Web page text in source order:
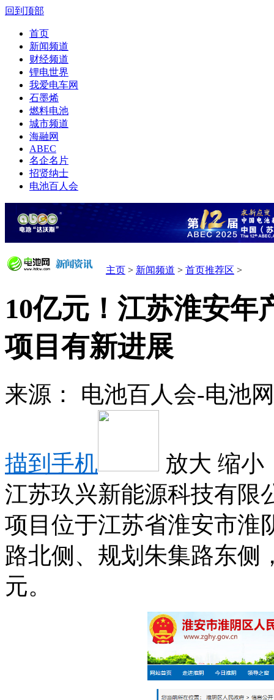
回到顶部
首页
新闻频道
财经频道
锂电世界
我爱电车网
石墨烯
燃料电池
城市频道
海融网
ABEC
名企名片
招贤纳士
电池百人会
主页 > 新闻频道 > 首页推荐区 >
10亿元！江苏淮安年
项目有新进展
来源： 电池百人会-电池
描到手机 放大 缩小
江苏玖兴新能源科技有限
项目位于江苏省淮安市淮
路北侧、规划朱集路东侧
元。